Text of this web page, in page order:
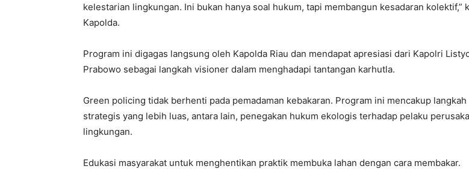
kelestarian lingkungan. Ini bukan hanya soal hukum, tapi membangun kesadaran kolektif,”
Kapolda.
Program ini digagas langsung oleh Kapolda Riau dan mendapat apresiasi dari Kapolri
Prabowo sebagai langkah visioner dalam menghadapi tantangan karhutla.
Green policing tidak berhenti pada pemadaman kebakaran. Program ini mencakup langkah
strategis yang lebih luas, antara lain, penegakan hukum ekologis terhadap pelaku
lingkungan.
Edukasi masyarakat untuk menghentikan praktik membuka lahan dengan cara membakar.